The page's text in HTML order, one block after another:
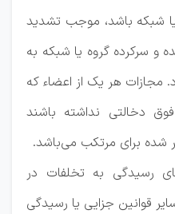
شبکه باشد، موجب تشدید
سرکرده گروه یا شبکه به
مجازات هر یک از اعضاء که
دخالتی نداشته باشند
برای مرتکب می‌باشد.
رسیدگی به تخلفات در
قوانین جزایی یا رسیدگی